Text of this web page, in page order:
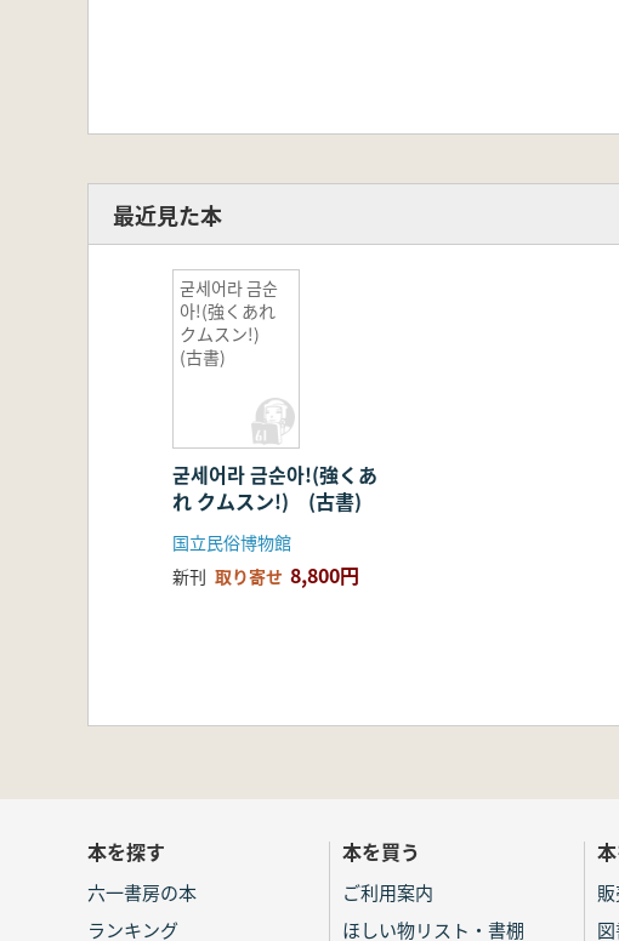
最近見た本
굳세어라 금순
아!(強くあれ
クムスン!)
(古書)
굳세어라 금순아!(強くあ
れ クムスン!) (古書)
国立民俗博物館
新刊 取り寄せ 8,800円
本を探す
六一書房の本
ランキング
本を買う
ご利用案内
ほしい物リスト・書棚